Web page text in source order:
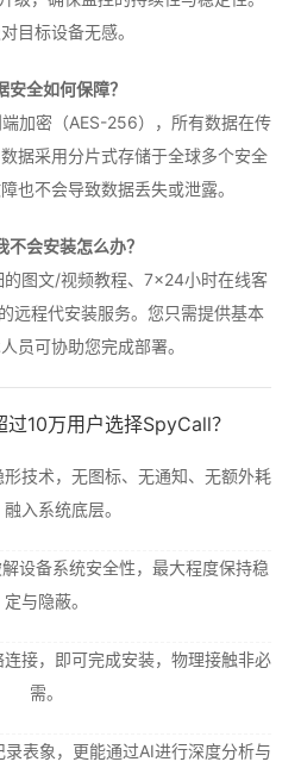
目标设备无感。
安全如何保障？
加密（AES-256），所有数据在传
据采用分片式存储于全球多个安全
也不会导致数据丢失或泄露。
不会安装怎么办？
图文/视频教程、7×24小时在线客
远程代安装服务。您只需提供基本
员可协助您完成部署。
10万用户选择SpyCall？
形技术，无图标、无通知、无额外耗
入系统底层。
设备系统安全性，最大程度保持稳
定与隐蔽。
连接，即可完成安装，物理接触非必
需。
录表象，更能通过AI进行深度分析与